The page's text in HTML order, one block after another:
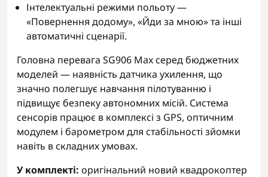
Інтелектуальні режими польоту —
«Повернення додому», «Йди за мною» та інші
автоматичні сценарії.
Головна перевага SG906 Max серед бюджетних
моделей — наявність датчика ухилення, що
значно полегшує навчання пілотуванню і
підвищує безпеку автономних місій. Система
сенсорів працює в комплексі з GPS, оптичним
модулем і барометром для стабільності зйомки
навіть в складних умовах.
У комплекті: оригінальний новий квадрокоптер